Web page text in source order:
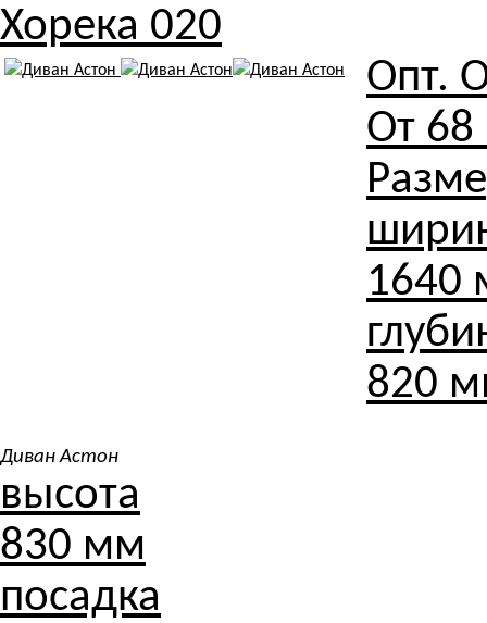
Хорека 020
Диван Астон
Опт.
От 68
1640
820
высота
830 мм
посадка